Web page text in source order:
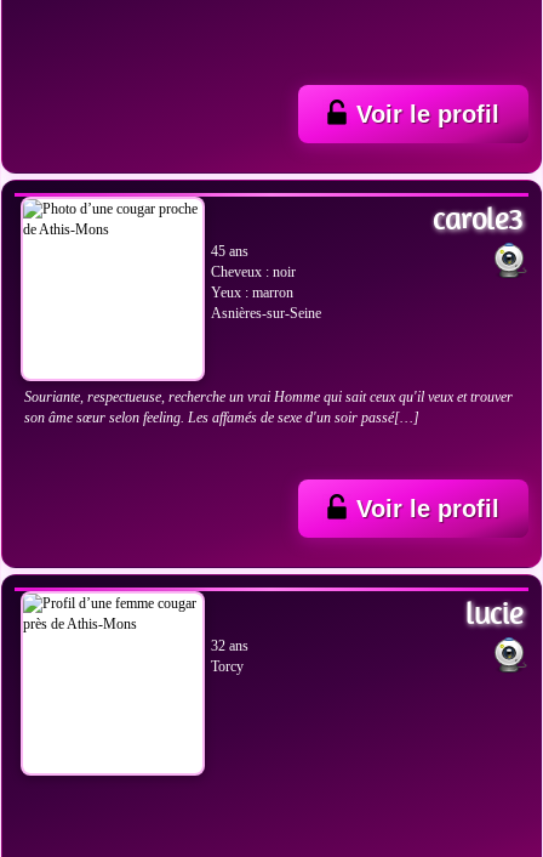
Voir le profil
carole3
45 ans
Cheveux : noir
Yeux : marron
Asnières-sur-Seine
Souriante, respectueuse, recherche un vrai Homme qui sait ceux qu'il veux et trouver
son âme sœur selon feeling. Les affamés de sexe d'un soir passé[…]
Voir le profil
lucie
32 ans
Torcy